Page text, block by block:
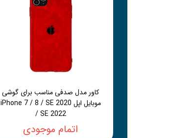
کاور مدل صدفی مناسب برای گوشی
موبایل اپل iPhone 7 / 8 / SE 2020
/ SE 2022
اتمام موجودی